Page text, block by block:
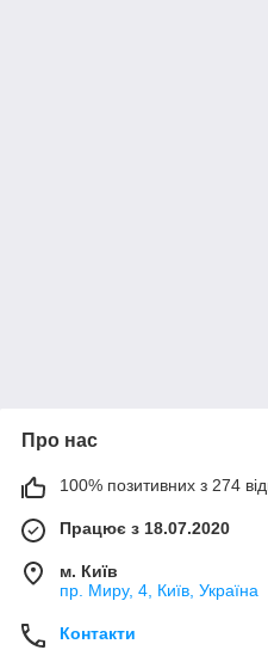
Про нас
100% позитивних з 274
Працює з 18.07.2020
м. Київ
пр. Миру, 4, Київ, Україна
Контакти